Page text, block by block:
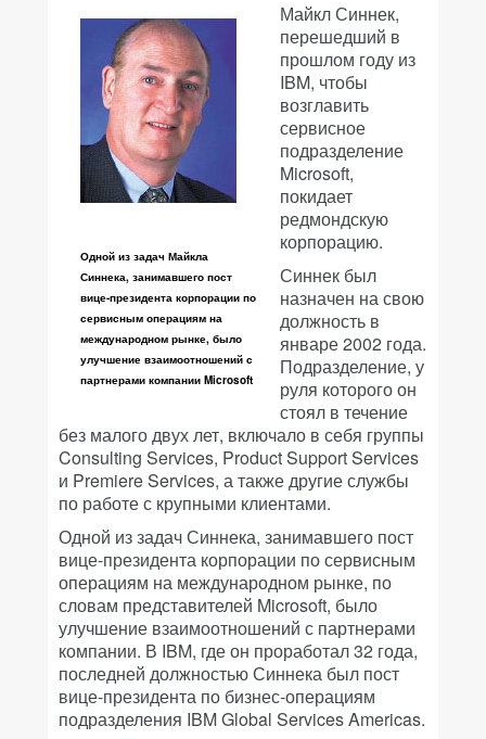
Одной из задач Майкла
Синнека, занимавшего пост
вице-президента корпорации по
сервисным операциям на
международном рынке, было
улучшение взаимоотношений с
партнерами компании Microsoft
Майкл Синнек,
перешедший в
прошлом году из
IBM, чтобы
возглавить
сервисное
подразделение
Microsoft,
покидает
редмондскую
корпорацию.
Синнек был
назначен на свою
должность в
январе 2002 года.
Подразделение, у
руля которого он
стоял в течение
без малого двух лет, включало в себя группы
Consulting Services, Product Support Services
и Premiere Services, а также другие службы
по работе с крупными клиентами.
Одной из задач Синнека, занимавшего пост
вице-президента корпорации по сервисным
операциям на международном рынке, по
словам представителей Microsoft, было
улучшение взаимоотношений с партнерами
компании. В IBM, где он проработал 32 года,
последней должностью Синнека был пост
вице-президента по бизнес-операциям
подразделения IBM Global Services Americas.